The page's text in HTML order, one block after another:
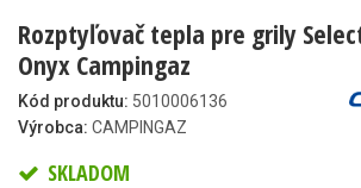
Rozptyľovač tepla pre grily
Onyx Campingaz
Kód produktu: 5010006136
Výrobca: CAMPINGAZ
SKLADOM